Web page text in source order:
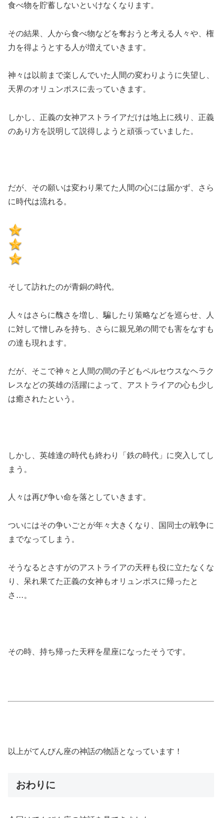
食べ物を貯蓄しないといけなくなります。
その結果、人から食べ物などを奪おうと考える人々や、権
力を得ようとする人が増えていきます。
神々は以前まで楽しんでいた人間の変わりように失望し、
天界のオリュンポスに去っていきます。
しかし、正義の女神アストライアだけは地上に残り、正義
のあり方を説明して説得しようと頑張っていました。
だが、その願いは変わり果てた人間の心には届かず、さら
に時代は流れる。
そして訪れたのが青銅の時代。
人々はさらに醜さを増し、騙したり策略などを巡らせ、人
に対して憎しみを持ち、さらに親兄弟の間でも害をなすも
の達も現れます。
だが、そこで神々と人間の間の子どもペルセウスなヘラク
レスなどの英雄の活躍によって、アストライアの心も少し
は癒されたという。
しかし、英雄達の時代も終わり「鉄の時代」に突入してし
まう。
人々は再び争い命を落としていきます。
ついにはその争いごとが年々大きくなり、国同士の戦争に
までなってしまう。
そうなるとさすがのアストライアの天秤も役に立たなくな
り、呆れ果てた正義の女神もオリュンポスに帰ったと
さ…。
その時、持ち帰った天秤を星座になったそうです。
以上がてんびん座の神話の物語となっています！
おわりに